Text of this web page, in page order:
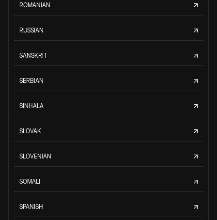
ROMANIAN
RUSSIAN
SANSKRIT
SERBIAN
SINHALA
SLOVAK
SLOVENIAN
SOMALI
SPANISH